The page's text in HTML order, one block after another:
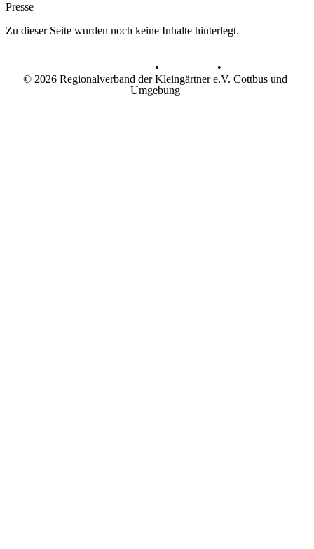
Presse
Zu dieser Seite wurden noch keine Inhalte hinterlegt.
•
•
© 2026 Regionalverband der Kleingärtner e.V. Cottbus und
Umgebung